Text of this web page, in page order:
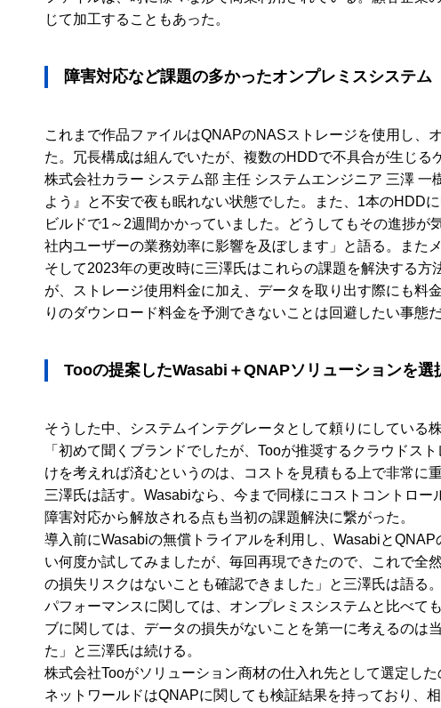
じて加工することもあった。
障害対応など課題の多かったオンプレミスシステム
これまで作品ファイルはQNAPのNASストレージを使用し、
た。冗長構成は組んでいたが、複数のHDDで不具合が生じる
株式会社カラー システム部 主任 システムエンジニア 三澤
よう』と不安で夜も眠れない状態でした。また、1本のHDD
ビルドで1～2週間かかっていました。どうしてもその進捗
社内ユーザーの業務効率に影響を及ぼします」と語る。また
そして2023年の更改時に三澤氏はこれらの課題を解決する
が、ストレージ使用料金に加え、データを取り出す際にも料
りのダウンロード料金を予測できないことは回避したい事態だ
Tooの提案したWasabi＋QNAPソリューションを選
そうした中、システムインテグレータとして頼りにしている
「初めて聞くブランドでしたが、Tooが推奨するクラウドス
けを考えれば済むというのは、コストを見積もる上で非常に
三澤氏は話す。Wasabiなら、今まで同様にコストコントロ
障害対応から解放される点も当初の課題解決に繋がった。
導入前にWasabiの無償トライアルを利用し、Wasabiと
い何度か試してみましたが、毎回再現できたので、これで全
の損失リスクはないことも確認できました」と三澤氏は語る。
パフォーマンスに関しては、オンプレミスシステムと比べて
ブに関しては、データの損失がないことを第一に考えるのは
た」と三澤氏は続ける。
株式会社Tooがソリューション商材の仕入れ先として選定し
ネットワールドはQNAPに関しても検証結果を持っており、